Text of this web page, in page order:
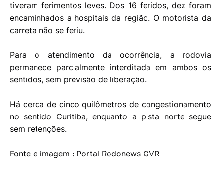
tiveram ferimentos leves. Dos 16 feridos, dez foram
encaminhados a hospitais da região. O motorista da
carreta não se feriu.
Para o atendimento da ocorrência, a rodovia
permanece parcialmente interditada em ambos os
sentidos, sem previsão de liberação.
Há cerca de cinco quilômetros de congestionamento
no sentido Curitiba, enquanto a pista norte segue
sem retenções.
Fonte e imagem : Portal Rodonews GVR